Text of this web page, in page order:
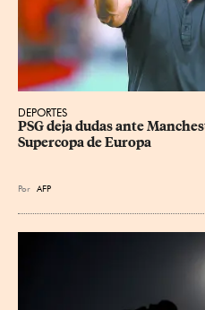
DEPORTES
PSG deja dudas ante
Supercopa de Europa
Por AFP